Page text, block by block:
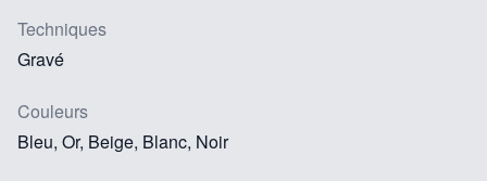
Techniques
Gravé
Couleurs
Bleu, Or, Beige, Blanc, Noir